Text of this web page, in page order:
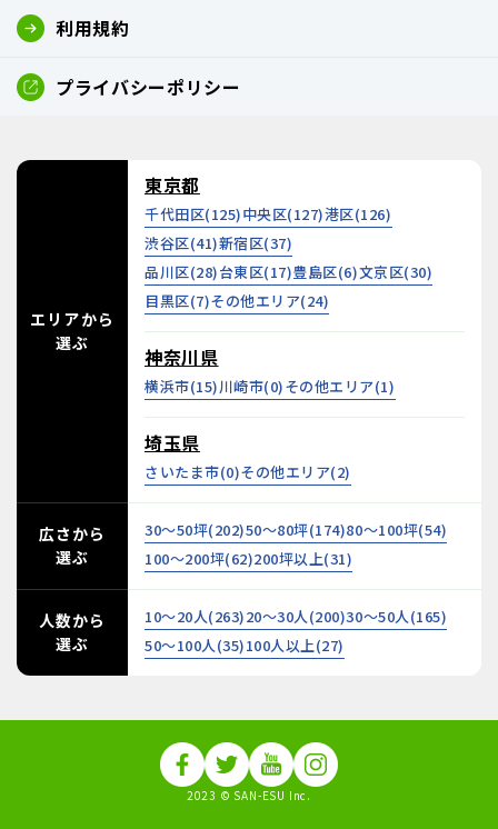
利用規約
プライバシーポリシー
エリアから
選ぶ
東京都
千代田区(125)中央区(127)港区(126)
渋谷区(41)新宿区(37)
品川区(28)台東区(17)豊島区(6)文京区(30)
目黒区(7)その他エリア(24)
神奈川県
横浜市(15)川崎市(0)その他エリア(1)
埼玉県
さいたま市(0)その他エリア(2)
広さから
選ぶ
30～50坪(202)50～80坪(174)80～100坪(54)
100～200坪(62)200坪以上(31)
人数から
選ぶ
10～20人(263)20～30人(200)30～50人(165)
50～100人(35)100人以上(27)
2023 © SAN-ESU Inc.